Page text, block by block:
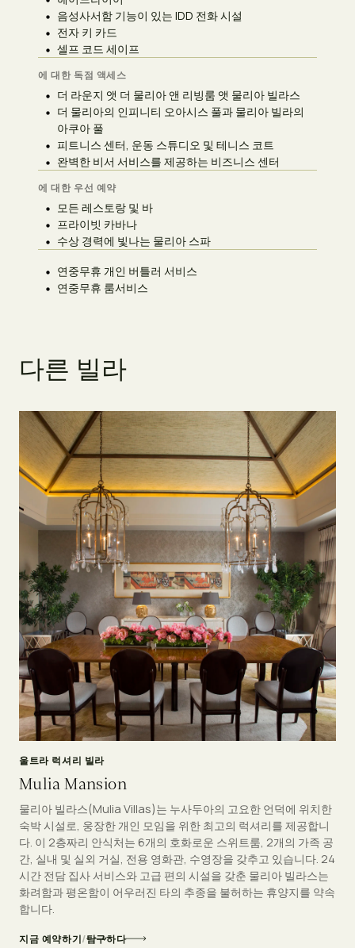
음성사서함 기능이 있는 IDD 전화 시설
전자 키 카드
셀프 코드 세이프
에 대한 독점 액세스
더 라운지 앳 더 물리아 앤 리빙룸 앳 물리아 빌라스
더 물리아의 인피니티 오아시스 풀과 물리아 빌라의
아쿠아 풀
피트니스 센터, 운동 스튜디오 및 테니스 코트
완벽한 비서 서비스를 제공하는 비즈니스 센터
에 대한 우선 예약
모든 레스토랑 및 바
프라이빗 카바나
수상 경력에 빛나는 물리아 스파
연중무휴 개인 버틀러 서비스
연중무휴 룸서비스
다른 빌라
울트라 럭셔리 빌라
Mulia Mansion
물리아 빌라스(Mulia Villas)는 누사두아의 고요한 언덕에 위치한
숙박 시설로, 웅장한 개인 모임을 위한 최고의 럭셔리를 제공합니
다. 이 2층짜리 안식처는 6개의 호화로운 스위트룸, 2개의 가족 공
간, 실내 및 실외 거실, 전용 영화관, 수영장을 갖추고 있습니다. 24
시간 전담 집사 서비스와 고급 편의 시설을 갖춘 물리아 빌라스는
화려함과 평온함이 어우러진 타의 추종을 불허하는 휴양지를 약속
합니다.
지금 예약하기/탐구하다